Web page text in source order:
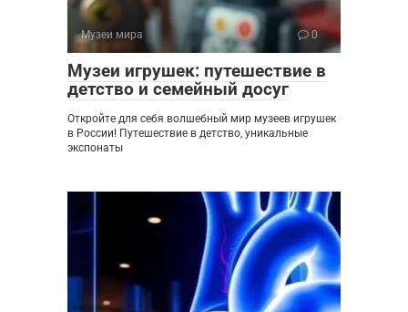
Музеи мира 0
Музеи игрушек: путешествие в
детство и семейный досуг
Откройте для себя волшебный мир музеев игрушек
в России! Путешествие в детство, уникальные
экспонаты